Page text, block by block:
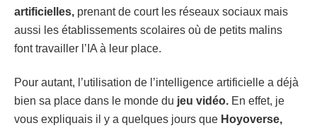
artificielles, prenant de court les réseaux sociaux mais
aussi les établissements scolaires où de petits malins
font travailler l’IA à leur place.
Pour autant, l’utilisation de l’intelligence artificielle a déjà
bien sa place dans le monde du jeu vidéo. En effet, je
vous expliquais il y a quelques jours que Hoyoverse,